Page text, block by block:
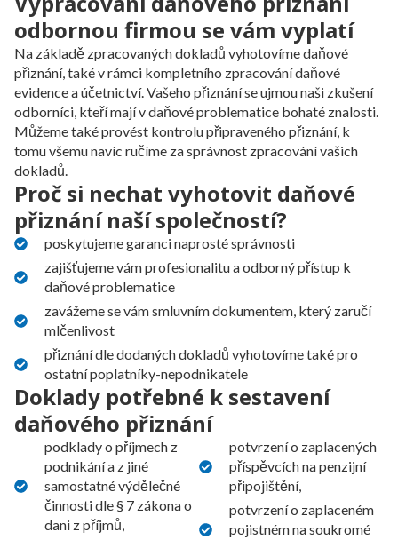
odbornou firmou se vám vyplatí
Na základě zpracovaných dokladů vyhotovíme daňové
přiznání, také v rámci kompletního zpracování daňové
evidence a účetnictví. Vašeho přiznání se ujmou naši zkušení
odborníci, kteří mají v daňové problematice bohaté znalosti.
Můžeme také provést kontrolu připraveného přiznání, k
tomu všemu navíc ručíme za správnost zpracování vašich
dokladů.
Proč si nechat vyhotovit daňové
přiznání naší společností?
poskytujeme garanci naprosté správnosti
zajišťujeme vám profesionalitu a odborný přístup k
daňové problematice
zavážeme se vám smluvním dokumentem, který zaručí
mlčenlivost
přiznání dle dodaných dokladů vyhotovíme také pro
ostatní poplatníky-nepodnikatele
Doklady potřebné k sestavení
daňového přiznání
podklady o příjmech z
podnikání a z jiné
samostatné výdělečné
činnosti dle § 7 zákona o
dani z příjmů,
potvrzení o zaplacených
příspěvcích na penzijní
připojištění,
potvrzení o zaplaceném
pojistném na soukromé